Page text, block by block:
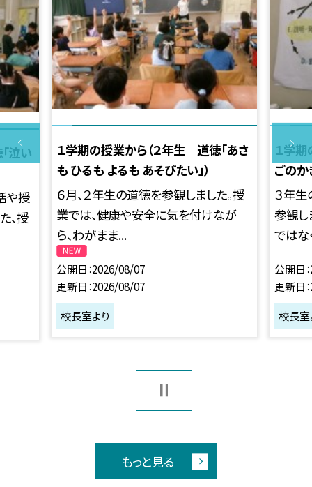
泣い
や授
、授
１学期の授業から（２年生 道徳「あさ
も ひるも よるも あそびたい」）
６月、２年生の道徳を参観しました。授
業では、健康や安全に気を付けなが
ら、わがまま...
公開日 2026/08/07
更新日 2026/08/07
校長室より
１学
ごのか
３年生
参観し
ではな
公開日
更新日
校長室
もっと見る